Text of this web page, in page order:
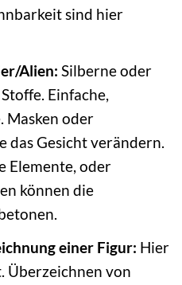
sind hier
Alien: Silberne oder
Einfache,
Masken oder
das Gesicht verändern.
Elemente, oder
können die
einer Figur: Hier
Überzeichnen von